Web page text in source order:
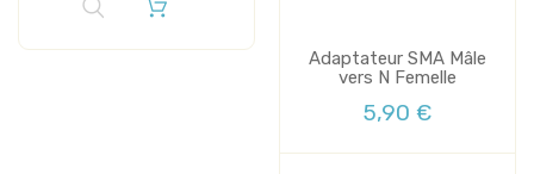
Adaptateur SMA Mâle
vers N Femelle
5,90 €